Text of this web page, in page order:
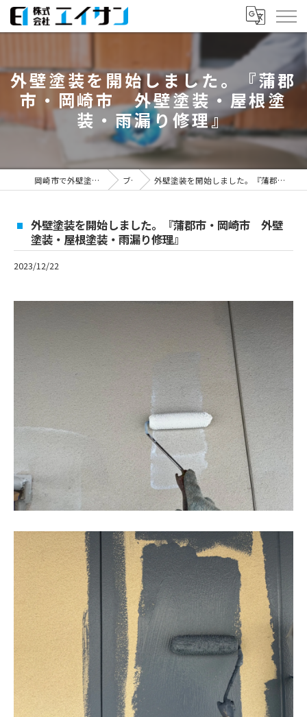
外壁塗装を開始しました。『蒲郡
市・岡崎市 外壁塗装・屋根塗
装・雨漏り修理』
岡崎市で外壁塗装なら株式会社エイサン ブログ 外壁塗装を開始しました。『蒲郡市・岡崎市 外壁塗装・屋根塗装・雨漏り修理』
外壁塗装を開始しました。『蒲郡市・岡崎市 外壁
塗装・屋根塗装・雨漏り修理』
2023/12/22